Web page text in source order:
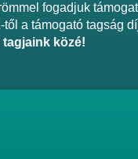
fogadjuk
től a támogató tagság
közé!